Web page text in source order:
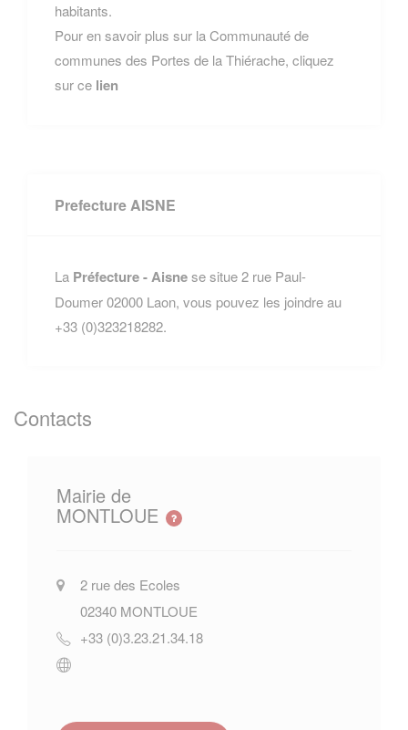
habitants.
Pour en savoir plus sur la Communauté de
communes des Portes de la Thiérache, cliquez
sur ce lien
Prefecture AISNE
La Préfecture - Aisnese situe 2 rue Paul-
Doumer 02000 Laon, vous pouvez les joindre au
+33 (0)323218282.
Contacts
Mairie de
MONTLOUE
2 rue des Ecoles
02340 MONTLOUE
+33 (0)3.23.21.34.18